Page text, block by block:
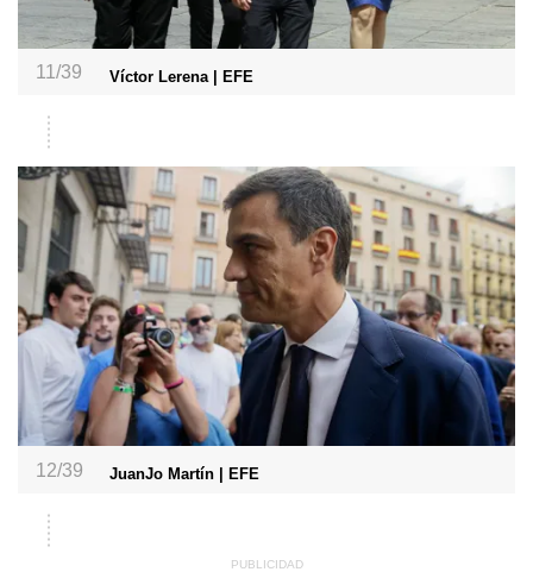
11/39 Víctor Lerena | EFE
12/39 JuanJo Martín | EFE